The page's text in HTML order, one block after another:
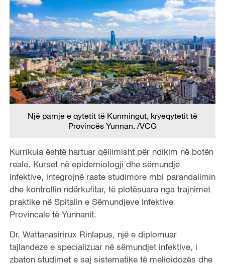
Një pamje e qytetit të Kunmingut, kryeqytetit të
Provincës Yunnan. /VCG
Kurrikula është hartuar qëllimisht për ndikim në botën
reale. Kurset në epidemiologji dhe sëmundje
infektive, integrojnë raste studimore mbi parandalimin
dhe kontrollin ndërkufitar, të plotësuara nga trajnimet
praktike në Spitalin e Sëmundjeve Infektive
Provincale të Yunnanit.
Dr. Wattanasirirux Rinlapus, një e diplomuar
tajlandeze e specializuar në sëmundjet infektive, i
zbaton studimet e saj sistematike të melioidozës dhe